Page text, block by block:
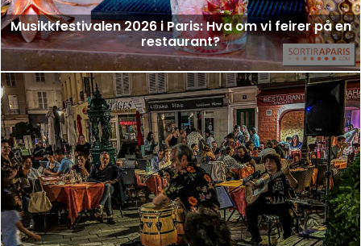
Musikkfestivalen 2026 i Paris: Hva om vi feirer på en
restaurant?